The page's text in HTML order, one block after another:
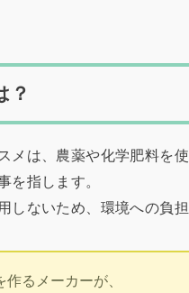
？
メは、農薬や化学肥料を
を指します。
しないため、環境への負
るメーカーが、